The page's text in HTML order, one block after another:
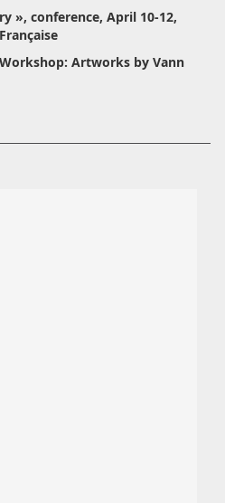
», conference, April 10-12,
Artworks by Vann